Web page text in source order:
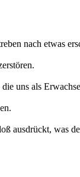
nach etwas
uns als
ausdrückt, was